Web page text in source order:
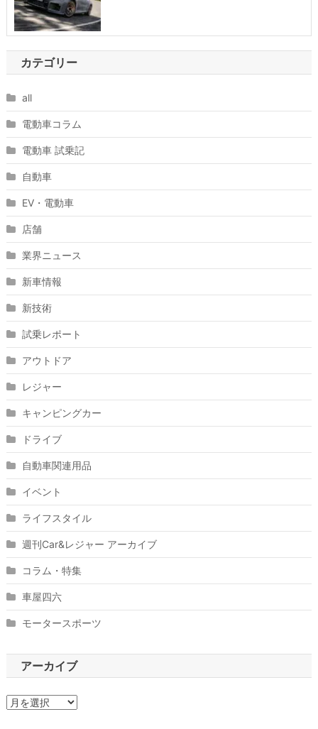
カテゴリー
all
電動車コラム
電動車 試乗記
自動車
EV・電動車
店舗
業界ニュース
新車情報
新技術
試乗レポート
アウトドア
レジャー
キャンピングカー
ドライブ
自動車関連用品
イベント
ライフスタイル
週刊Car&レジャー アーカイブ
コラム・特集
車屋四六
モータースポーツ
アーカイブ
ア